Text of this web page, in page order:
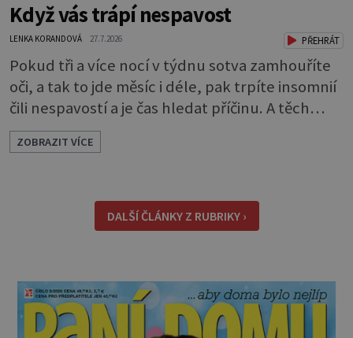
Když vás trápí nespavost
LENKA KORANDOVÁ 27.7.2026 PŘEHRÁT
Pokud tři a více nocí v týdnu sotva zamhouříte
oči, a tak to jde měsíc i déle, pak trpíte insomnií
čili nespavostí a je čas hledat příčinu. A těch
může být celá řada. Vlastně váš spánek může
rušit skoro cokoli. Nicméně některé důvody
pracujete na směny. Noční práce či jakékoli
nepřirozené bdě
ZOBRAZIT VÍCE
DALŠÍ ČLÁNKY Z RUBRIKY ›